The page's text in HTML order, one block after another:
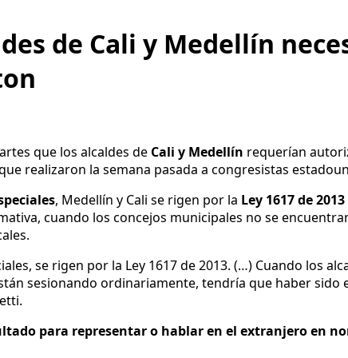
de Cali y Medellín
que los alcaldes de Cali y Medellín requerían
realizaron la semana pasada a congresistas
, Medellín y Cali se rigen por la Ley 1617 de 2013
cuando los concejos municipales no se
se rigen por la Ley 1617 de 2013. (…) Cuando los
sesionando ordinariamente, tendría que haber sido
para representar o hablar en el extranjero en